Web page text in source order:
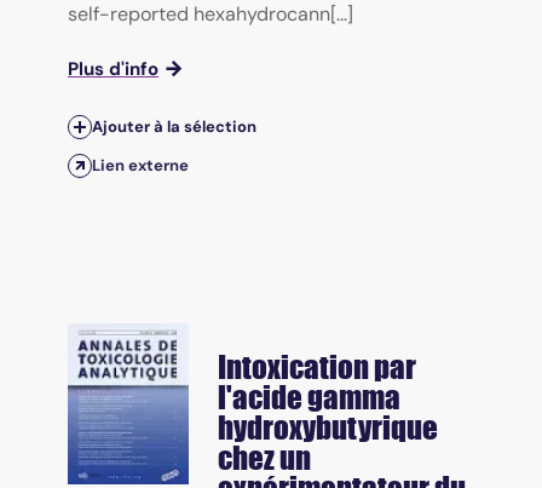
self-reported hexahydrocann[...]
Plus d'info
Ajouter à la sélection
Lien externe
Intoxication par
l'acide gamma
hydroxybutyrique
chez un